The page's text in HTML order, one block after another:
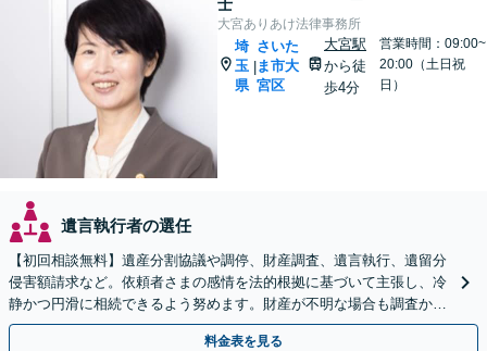
士
大宮ありあけ法律事務所
埼
玉
県
|
さいた
ま市大
宮区
大宮駅
から徒
歩4分
営業時間：09:00~
20:00（土日祝
日）
遺言執行者の選任
【初回相談無料】遺産分割協議や調停、財産調査、遺言執行、遺留分
侵害額請求など。依頼者さまの感情を法的根拠に基づいて主張し、冷
静かつ円滑に相続できるよう努めます。財産が不明な場合も調査から
対応します。
料金表を見る